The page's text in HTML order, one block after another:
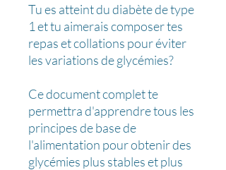
Tu es atteint du diabète de type
1 et tu aimerais composer tes
repas et collations pour éviter
les variations de glycémies?
Ce document complet te
permettra d'apprendre tous les
principes de base de
l'alimentation pour obtenir des
glycémies plus stables et plus